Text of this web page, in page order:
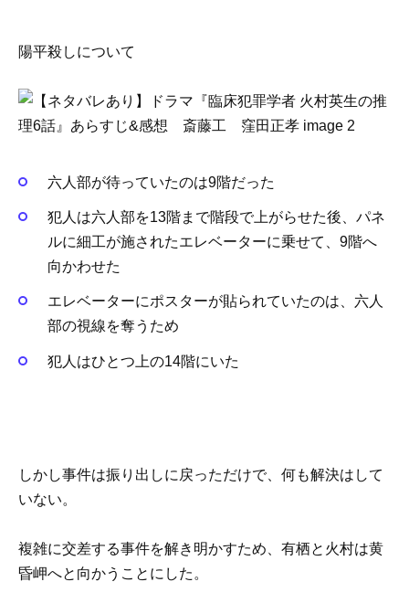
陽平殺しについて
六人部が待っていたのは9階だった
犯人は六人部を13階まで階段で上がらせた後、 パネ
ルに細工が施されたエレベーターに乗せて、9階へ
向かわせた
エレベーターにポスターが貼られていたのは、六人
部の視線を奪うため
犯人はひとつ上の14階にいた
しかし事件は振り出しに戻っただけで、何も解決はして
いない。
複雑に交差する事件を解き明かすため、有栖と火村は黄
昏岬へと向かうことにした。